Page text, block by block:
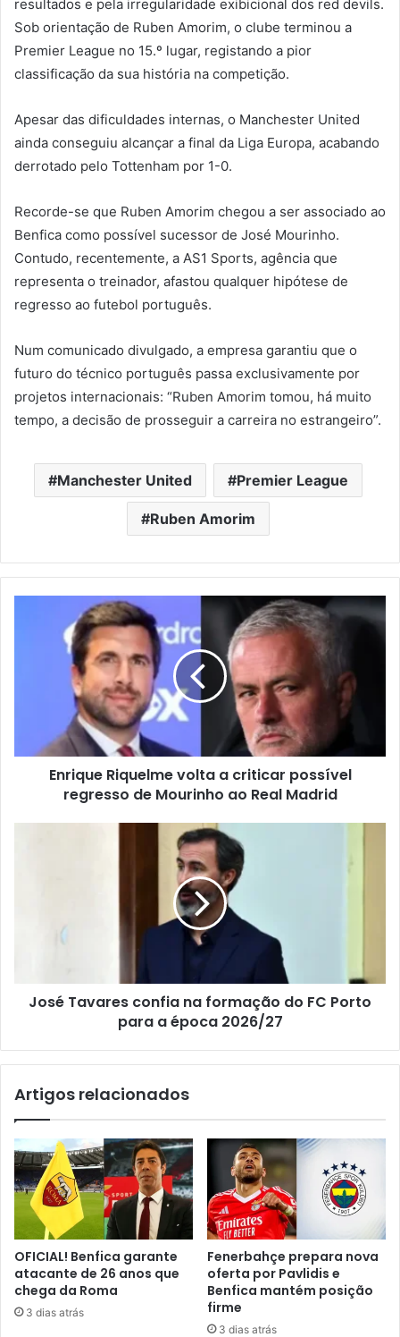
resultados e pela irregularidade exibicional dos red devils.
Sob orientação de Ruben Amorim, o clube terminou a
Premier League no 15.º lugar, registando a pior
classificação da sua história na competição.
Apesar das dificuldades internas, o Manchester United
ainda conseguiu alcançar a final da Liga Europa, acabando
derrotado pelo Tottenham por 1-0.
Recorde-se que Ruben Amorim chegou a ser associado ao
Benfica como possível sucessor de José Mourinho.
Contudo, recentemente, a AS1 Sports, agência que
representa o treinador, afastou qualquer hipótese de
regresso ao futebol português.
Num comunicado divulgado, a empresa garantiu que o
futuro do técnico português passa exclusivamente por
projetos internacionais: “Ruben Amorim tomou, há muito
tempo, a decisão de prosseguir a carreira no estrangeiro”.
Manchester United Premier League
Ruben Amorim
Enrique Riquelme volta a criticar possível
regresso de Mourinho ao Real Madrid
José Tavares confia na formação do FC Porto
para a época 2026/27
Artigos relacionados
OFICIAL! Benfica garante
atacante de 26 anos que
chega da Roma
3 dias atrás
Fenerbahçe prepara nova
oferta por Pavlidis e
Benfica mantém posição
firme
3 dias atrás